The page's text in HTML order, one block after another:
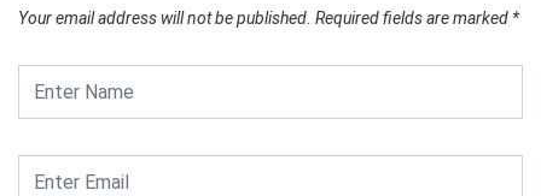
Your email address will not be published. Required fields are marked *